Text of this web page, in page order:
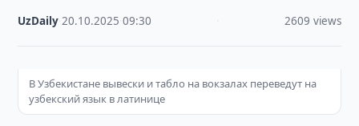
UzDaily ·20.10.2025 ·09:30 2609 views
В Узбекистане вывески и табло на вокзалах переведут на
узбекский язык в латинице